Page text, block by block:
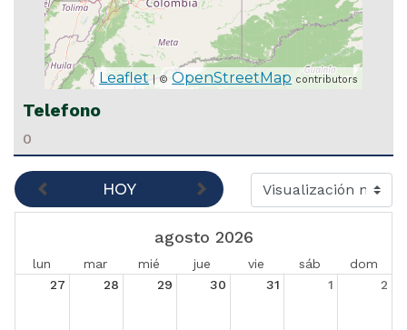
Leaflet | ©OpenStreetMap contributors
Telefono
0
HOY
agosto 2026
lun mar mié jue vie sáb
dom
27
28 29 30 31 1 2